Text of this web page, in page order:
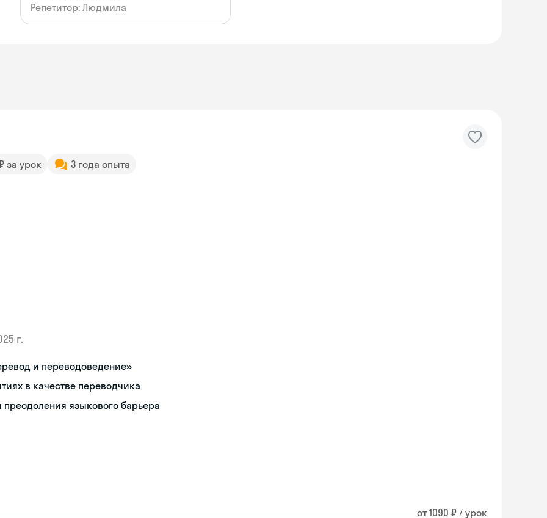
Репетитор: Людмила
за урок 3 года опыта
г.
и переводоведение»
в качестве переводчика
языкового барьера
от 1090 ₽ / урок